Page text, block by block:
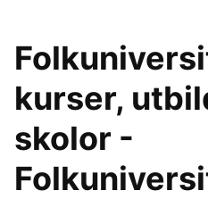
kurser,
skolor -